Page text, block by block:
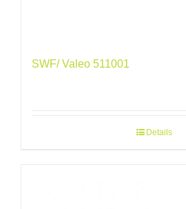
SWF/ Valeo 511001
Details